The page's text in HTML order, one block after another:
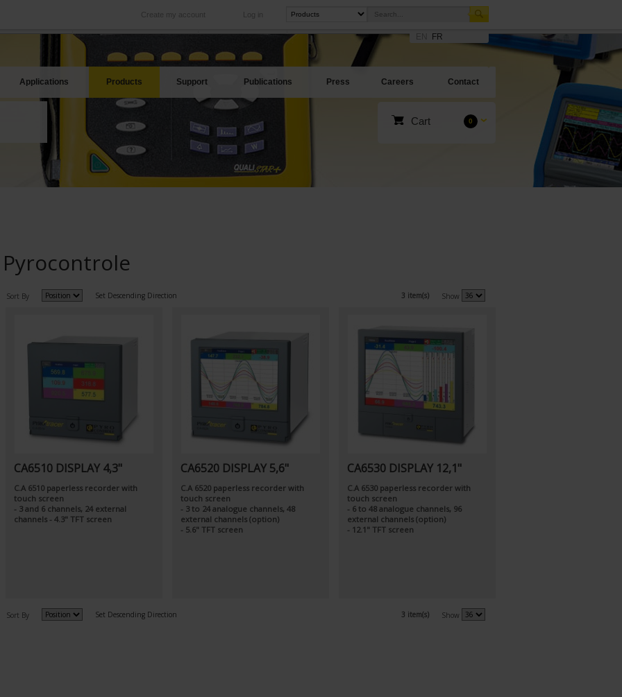
Log in
Create my account
International
Our subsidiaries abroad
Our best offers
FR
Applications Products Support Publications Press Careers Contact
Cart 0
Pyrocontrole
Sort By Set Descending Direction 3 item(s) Show
CA6510 DISPLAY 4,3"
C.A 6510 paperless recorder with
touch screen
- 3 and 6 channels, 24 external
channels - 4.3" TFT screen
CA6520 DISPLAY 5,6"
C.A 6520 paperless recorder with
touch screen
- 3 to 24 analogue channels, 48
external channels (option)
- 5.6" TFT screen
CA6530 DISPLAY 12,1"
C.A 6530 paperless recorder with
touch screen
- 6 to 48 analogue channels, 96
external channels (option)
- 12.1" TFT screen
Sort By Set Descending Direction 3 item(s) Show